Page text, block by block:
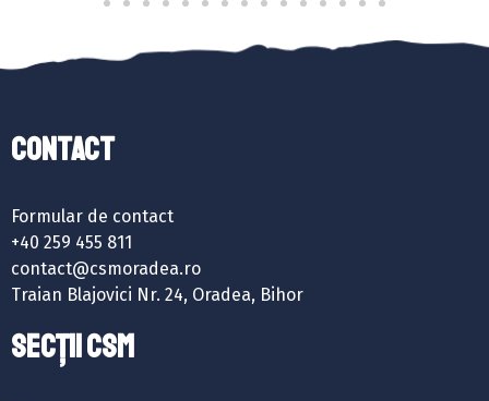
Contact
Formular de contact
+40 259 455 811
contact@csmoradea.ro
Traian Blajovici Nr. 24, Oradea, Bihor
SECȚII CSM